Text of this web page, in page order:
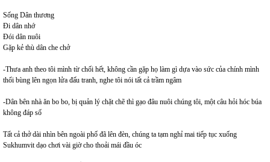
Sống Dân thương
Đi dân nhớ
Đói dân nuôi
Gặp kẻ thù dân che chở
-Thưa anh theo tôi mình từ chối hết, không cần gặp họ làm gì dựa vào sức của chính mình
thổi bùng lên ngọn lửa đấu tranh, nghe tôi nói tất cả trầm ngâm
-Dân bên nhà ăn bo bo, bị quản lý chặt chẽ thì gạo đâu nuôi chúng tôi, một câu hỏi hóc búa
không đáp số
Tất cả thở dài nhìn bên ngoài phố đã lên đèn, chúng ta tạm nghỉ mai tiếp tục xuống
Sukhumvit dạo chơi vài giờ cho thoải mái đầu óc